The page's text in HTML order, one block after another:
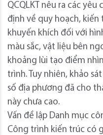
QCQLKT nêu ra các
định về quy hoạch, kiến
khuyến khích đối với
màu sắc, vật liệu bên
khoảng lùi tạo điểm
trình. Tuy nhiên, khảo
số địa phương đã cho
này chưa cao.
Vấn đề lập Danh mục
Công trình kiến trúc có